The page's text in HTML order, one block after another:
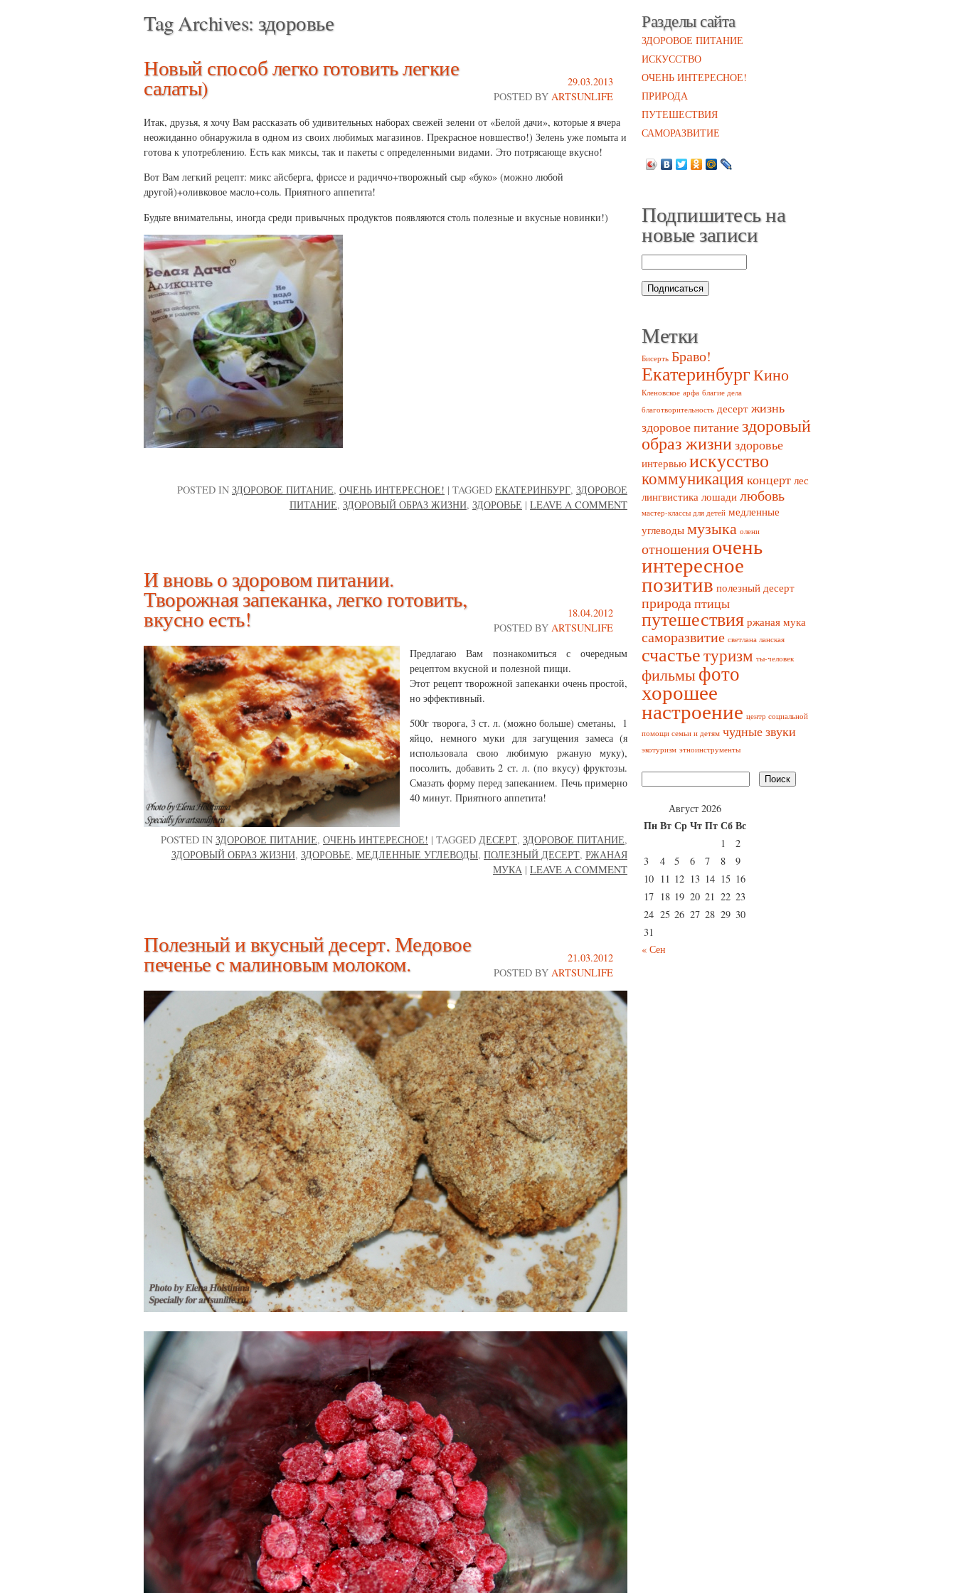
Tag Archives:здоровье
Новый способ легко готовить легкие
салаты)
29.03.2013
POSTED BY ARTSUNLIFE
Итак, друзья, я хочу Вам рассказать об удивительных наборах свежей зелени от «Белой дачи», которые я вчера
неожиданно обнаружила в одном из своих любимых магазинов. Прекрасное новшество!) Зелень уже помыта и
готова к употреблению. Есть как миксы, так и пакеты с определенными видами. Это потрясающе вкусно!
Вот Вам легкий рецепт: микс айсберга, фриccе и радиччо+творожный сыр «буко» (можно любой
другой)+оливковое масло+соль. Приятного аппетита!
Будьте внимательны, иногда среди привычных продуктов появляются столь полезные и вкусные новинки!)
POSTED IN ЗДОРОВОЕ ПИТАНИЕ, ОЧЕНЬ ИНТЕРЕСНОЕ! | TAGGED ЕКАТЕРИНБУРГ, ЗДОРОВОЕ
ПИТАНИЕ, ЗДОРОВЫЙ ОБРАЗ ЖИЗНИ, ЗДОРОВЬЕ | LEAVE A COMMENT
И вновь о здоровом питании.
Творожная запеканка, легко готовить,
вкусно есть!
18.04.2012
POSTED BY ARTSUNLIFE
Предлагаю Вам познакомиться с очередным
рецептом вкусной и полезной пищи.
Этот рецепт творожной запеканки очень простой,
но эффективный.
500г творога, 3 ст. л. (можно больше) сметаны, 1
яйцо, немного муки для загущения замеса (я
использовала свою любимую ржаную муку),
посолить, добавить 2 ст. л. (по вкусу) фруктозы.
Смазать форму перед запеканием. Печь примерно
40 минут. Приятного аппетита!
POSTED IN ЗДОРОВОЕ ПИТАНИЕ, ОЧЕНЬ ИНТЕРЕСНОЕ! | TAGGED ДЕСЕРТ, ЗДОРОВОЕ ПИТАНИЕ,
ЗДОРОВЫЙ ОБРАЗ ЖИЗНИ, ЗДОРОВЬЕ, МЕДЛЕННЫЕ УГЛЕВОДЫ, ПОЛЕЗНЫЙ ДЕСЕРТ, РЖАНАЯ
МУКА | LEAVE A COMMENT
Полезный и вкусный десерт. Медовое
печенье с малиновым молоком.
21.03.2012
POSTED BY ARTSUNLIFE
Разделы сайта
ЗДОРОВОЕ ПИТАНИЕ
ИСКУССТВО
ОЧЕНЬ ИНТЕРЕСНОЕ!
ПРИРОДА
ПУТЕШЕСТВИЯ
САМОРАЗВИТИЕ
Подпишитесь на
новые записи
Метки
Бисерть Браво!
ЕкатеринбургКино
Кленовское арфа благие дела
благотворительность десерт жизнь
здоровое питаниездоровый
образ жизниздоровье
интервью искусство
коммуникация концерт лес
лингвистика лошади любовь
мастер-классы для детей медленные
углеводы музыка олени
отношенияочень
интересное
позитив полезный десерт
природаптицы
путешествия ржаная мука
саморазвитие светлана ланская
счастьетуризм ты-человек
фильмыфото
хорошее
настроение центр социальной
помощи семьи и детям чудные звуки
экотуризм этноинструменты
Август 2026
ПнВтСрЧтПтСбВс
1
2
3
4 5 6 7 8
9
10 11 12 13 14 15 16
17 18 19 20 21 22 23
24 25 26 27 28 29 30
31
« Сен